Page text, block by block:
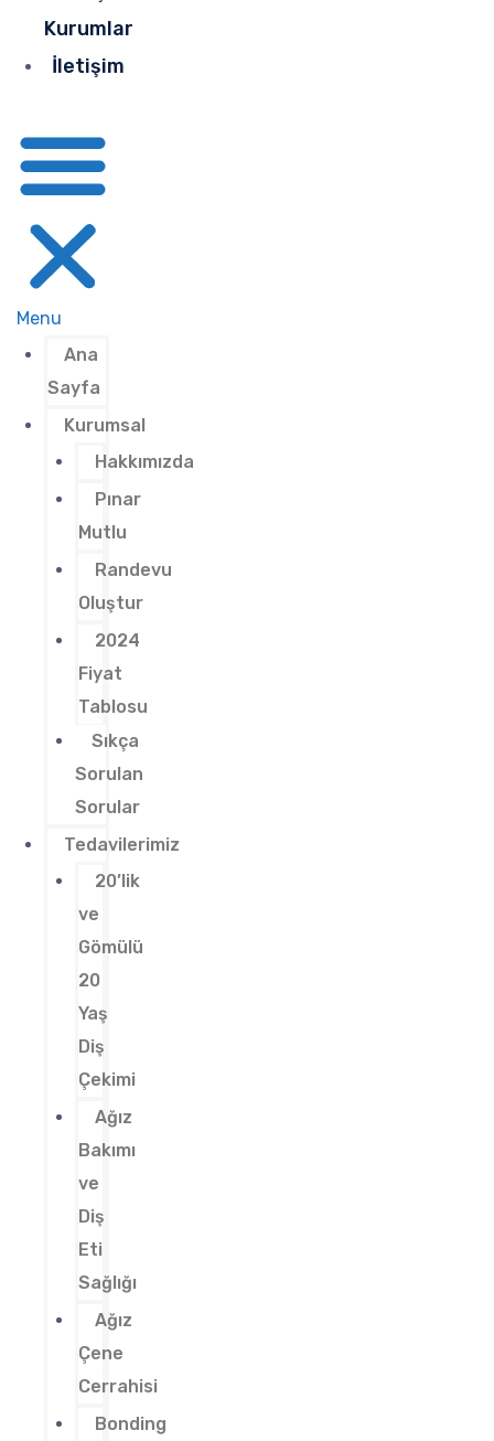
Kurumlar
İletişim
Menu
Ana
Sayfa
Kurumsal
Hakkımızda
Pınar
Mutlu
Randevu
Oluştur
2024
Fiyat
Tablosu
Sıkça
Sorulan
Sorular
Tedavilerimiz
20’lik
ve
Gömülü
20
Yaş
Diş
Çekimi
Ağız
Bakımı
ve
Diş
Eti
Sağlığı
Ağız
Çene
Cerrahisi
Bonding